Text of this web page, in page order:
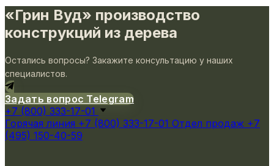
«Грин Вуд» производство
конструкций из дерева
Остались вопросы? Закажите консультацию у наших
специалистов.
Задать вопрос Telegram
+7 (800) 333-17-01
Горячая линия +7 (800) 333-17-01 Отдел продаж +7
(495) 150-40-59